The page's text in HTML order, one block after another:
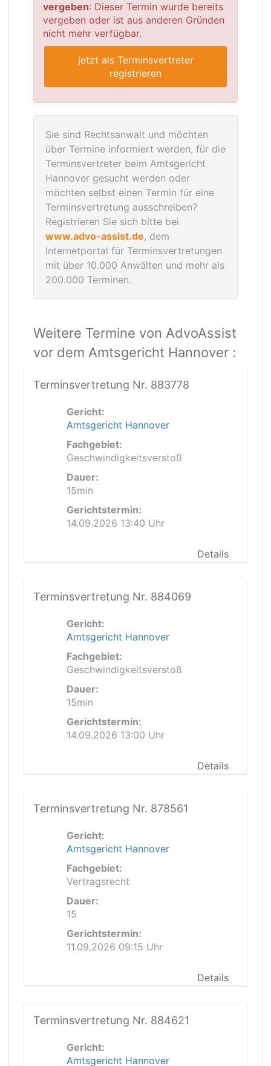
vergeben: Dieser Termin wurde bereits
vergeben oder ist aus anderen Gründen
nicht mehr verfügbar.
jetzt als Terminsvertreter
registrieren
Sie sind Rechtsanwalt und möchten
über Termine informiert werden, für die
Terminsvertreter beim Amtsgericht
Hannover gesucht werden oder
möchten selbst einen Termin für eine
Terminsvertretung ausschreiben?
Registrieren Sie sich bitte bei
www.advo-assist.de, dem
Internetportal für Terminsvertretungen
mit über 10.000 Anwälten und mehr als
200.000 Terminen.
Weitere Termine von AdvoAssist
vor dem Amtsgericht Hannover :
Terminsvertretung Nr. 883778
Gericht:
Amtsgericht Hannover
Fachgebiet:
Geschwindigkeitsverstoß
Dauer:
15min
Gerichtstermin:
14.09.2026 13:40 Uhr
Details
Terminsvertretung Nr. 884069
Gericht:
Amtsgericht Hannover
Fachgebiet:
Geschwindigkeitsverstoß
Dauer:
15min
Gerichtstermin:
14.09.2026 13:00 Uhr
Details
Terminsvertretung Nr. 878561
Gericht:
Amtsgericht Hannover
Fachgebiet:
Vertragsrecht
Dauer:
15
Gerichtstermin:
11.09.2026 09:15 Uhr
Details
Terminsvertretung Nr. 884621
Gericht:
Amtsgericht Hannover